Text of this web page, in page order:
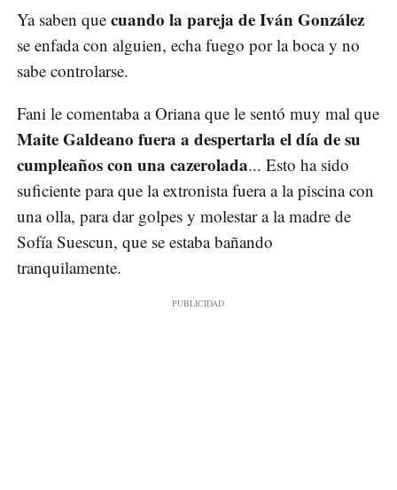
Ya saben que cuando la pareja de Iván González
se enfada con alguien, echa fuego por la boca y no
sabe controlarse.
Fani le comentaba a Oriana que le sentó muy mal que
Maite Galdeano fuera a despertarla el día de su
cumpleaños con una cazerolada... Esto ha sido
suficiente para que la extronista fuera a la piscina con
una olla, para dar golpes y molestar a la madre de
Sofía Suescun, que se estaba bañando
tranquilamente.